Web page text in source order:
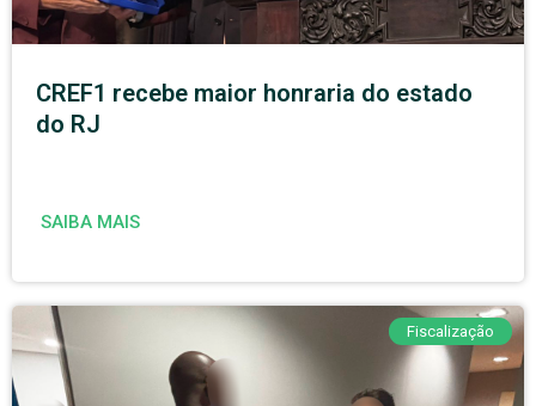
CREF1 recebe maior honraria do estado
do RJ
SAIBA MAIS
Fiscalização